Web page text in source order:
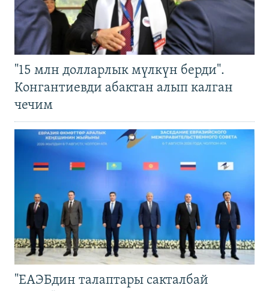
"15 млн долларлык мүлкүн берди".
Конгантиевди абактан алып калган
чечим
"ЕАЭБдин талаптары сакталбай